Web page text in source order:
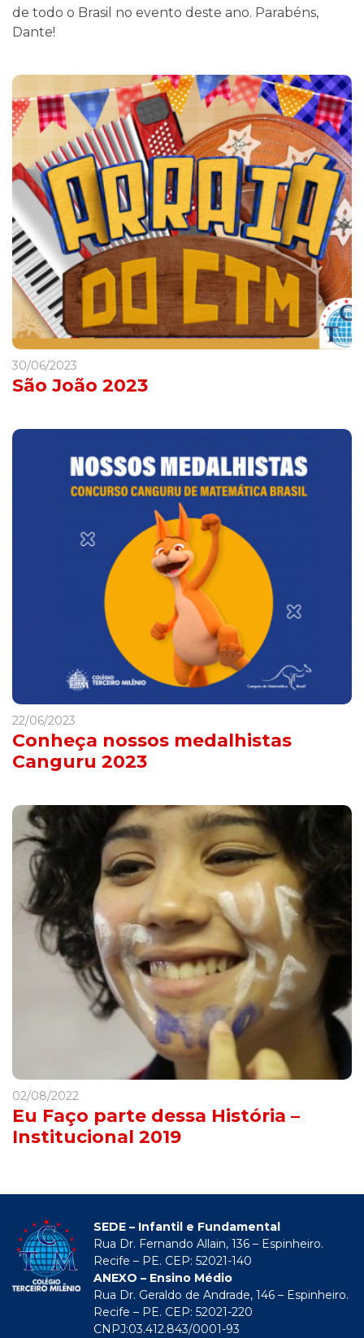
de todo o Brasil no evento deste ano. Parabéns,
Dante!
30/06/2023
São João 2023
22/06/2023
Conheça nossos medalhistas
Canguru 2023
02/08/2022
Eu Faço parte dessa História –
Institucional 2019
SEDE – Infantil e Fundamental
Rua Dr. Fernando Allain, 136 – Espinheiro.
Recife – PE. CEP: 52021-140
ANEXO – Ensino Médio
Rua Dr. Geraldo de Andrade, 146 – Espinheiro.
Recife – PE. CEP: 52021-220
CNPJ:03.412.843/0001-93